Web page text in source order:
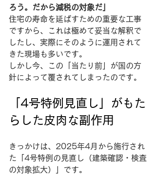
ろう。だから減税の対象だ」
住宅の寿命を延ばすための重要な工事
ですから、これは極めて妥当な解釈で
したし、実際にそのように運用されて
きた現場も多いです。
しかし今、この「当たり前」が国の方
針によって覆されてしまったのです。
「4号特例見直し」がもた
らした皮肉な副作用
きっかけは、2025年4月から施行され
た「4号特例の見直し（建築確認・検査
の対象拡大）」です。